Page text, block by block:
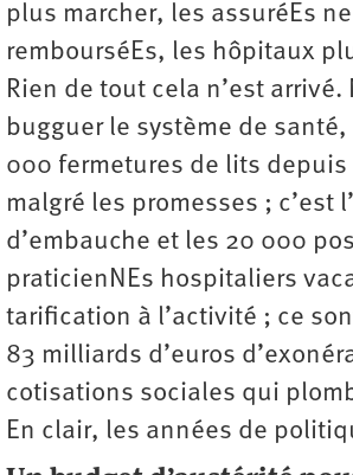
plus marcher, les assuréEs
rembourséEs, les hôpitaux
Rien de tout cela n’est
bugguer le système de santé,
000 fermetures de lits depuis
malgré les promesses ; c’est
d’embauche et les 20 000
praticienNEs hospitaliers
tarification à l’activité ; ce
83 milliards d’euros
cotisations sociales qui
En clair, les années de